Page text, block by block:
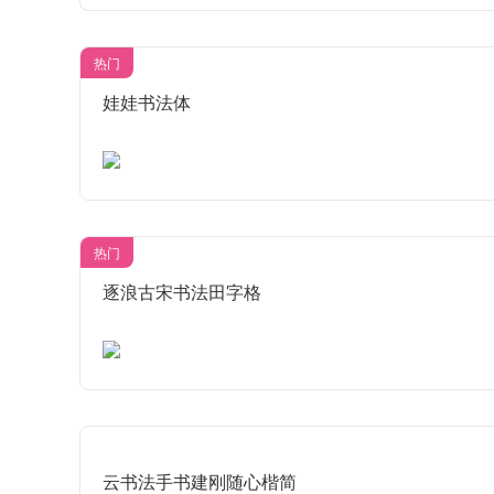
热门
娃娃书法体
热门
逐浪古宋书法田字格
云书法手书建刚随心楷简